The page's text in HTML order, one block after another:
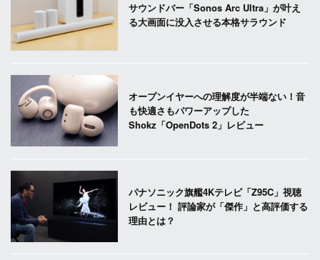
サウンドバー「Sonos Arc Ultra」が叶え
る大画面に没入させる本格サラウンド
オープンイヤーへの理解度が半端ない！音
も快適さもパワーアップした
Shokz「OpenDots 2」レビュー
パナソニック旗艦4Kテレビ「Z95C」視聴
レビュー！ 評論家が「傑作」と高評価する
理由とは？